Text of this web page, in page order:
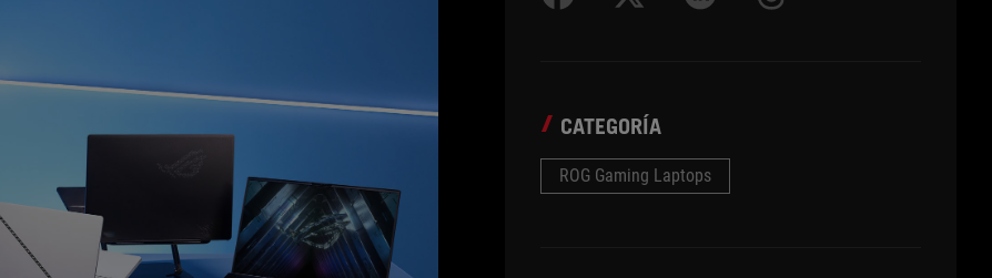
CATEGORÍA
ROG Gaming Laptops